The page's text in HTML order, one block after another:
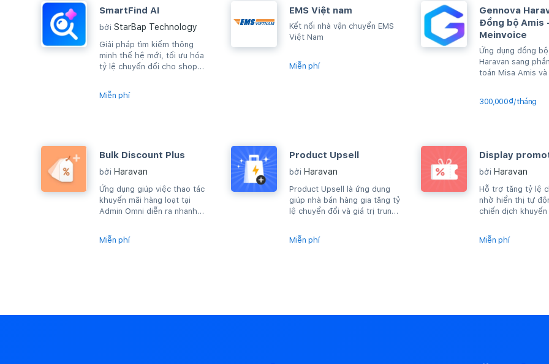
SmartFind AI
bởiStarBap Technology
Giải pháp tìm kiếm thông
minh thế hệ mới, tối ưu hóa
tỷ lệ chuyển đổi cho shop
hạn...
Miễn phí
EMS Việt nam
Kết nối nhà vận chuyển EMS
Việt Nam
Miễn phí
Gennova
Đồng bộ Amis
Meinvoice
Ứng dụng đồng
Haravan sang
toán Misa Amis
300,000₫/tháng
Bulk Discount Plus
bởi Haravan
Ứng dụng giúp việc thao tác
khuyến mãi hàng loạt tại
Admin Omni diễn ra nhanh
bán tiết kiệm...
Miễn phí
Product Upsell
bởi Haravan
Product Upsell là ứng dụng
giúp nhà bán hàng gia tăng tỷ
lệ chuyển đổi và giá trị trung
thích...
Miễn phí
Display
bởi Haravan
Hỗ trợ tăng tỷ lệ
nhờ hiển thị tự
chiến dịch
Miễn phí